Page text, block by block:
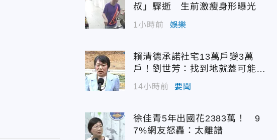
叔」驟逝 生前激瘦身形曝光
1小時前 娛樂
賴清德承諾社宅13萬戶變3萬
戶！劉世芳：找到地就蓋可能變
空餘屋
14小時前 要聞
徐佳青5年出國花2383萬！ 9
7%網友怒轟：太離譜